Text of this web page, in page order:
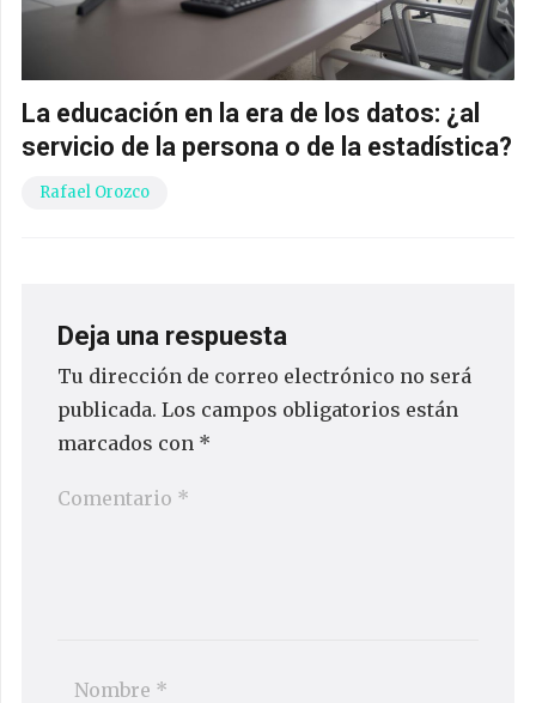
La educación en la era de los datos: ¿al
servicio de la persona o de la estadística?
Rafael Orozco
Deja una respuesta
Tu dirección de correo electrónico no será
publicada. Los campos obligatorios están
marcados con *